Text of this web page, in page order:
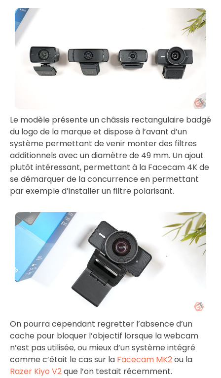
Le modèle présente un châssis rectangulaire badgé
du logo de la marque et dispose à l’avant d’un
système permettant de venir monter des filtres
additionnels avec un diamètre de 49 mm. Un ajout
plutôt intéressant, permettant à la Facecam 4K de
se démarquer de la concurrence en permettant
par exemple d’installer un filtre polarisant.
On pourra cependant regretter l’absence d’un
cache pour bloquer l’objectif lorsque la webcam
n’est pas utilisée, ou mieux d’un système intégré
comme c’était le cas sur la Facecam MK2ou la
Razer Kiyo V2que l’on testait récemment.